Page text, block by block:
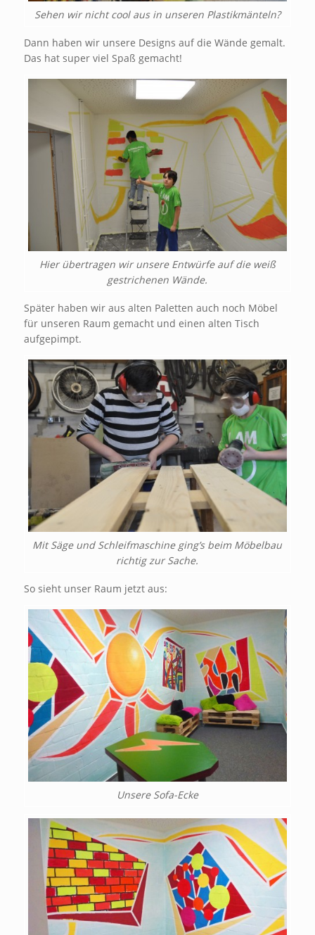
Sehen wir nicht cool aus in unseren Plastikmänteln?
Dann haben wir unsere Designs auf die Wände gemalt.
Das hat super viel Spaß gemacht!
Hier übertragen wir unsere Entwürfe auf die weiß
gestrichenen Wände.
Später haben wir aus alten Paletten auch noch Möbel
für unseren Raum gemacht und einen alten Tisch
aufgepimpt.
Mit Säge und Schleifmaschine ging’s beim Möbelbau
richtig zur Sache.
So sieht unser Raum jetzt aus:
Unsere Sofa-Ecke